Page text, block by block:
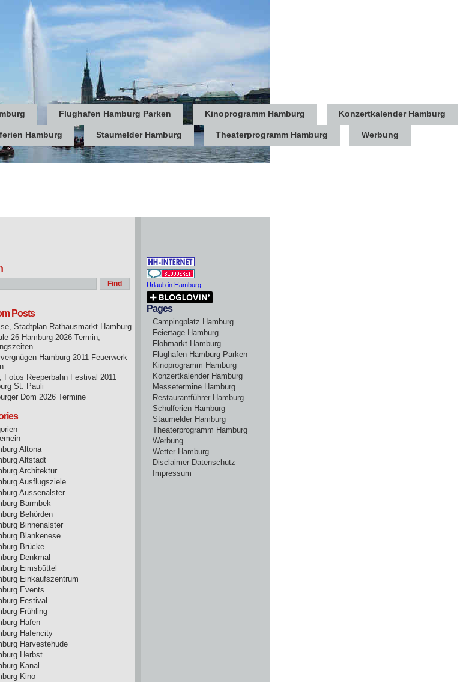
Flughafen Hamburg Parken Kinoprogramm Hamburg Konzertkalender Hamburg
Hamburg Staumelder Hamburg Theaterprogramm Hamburg Werbung
Posts
Stadtplan Rathausmarkt Hamburg
26 Hamburg 2026 Termin,
Hamburg 2011 Feuerwerk
Fotos Reeperbahn Festival 2011
St. Pauli
Dom 2026 Termine
Altona
Altstadt
Architektur
Ausflugsziele
Aussenalster
Barmbek
Behörden
Binnenalster
Blankenese
Brücke
Denkmal
Eimsbüttel
Einkaufszentrum
Events
Festival
Frühling
Hafen
Hafencity
Harvestehude
Herbst
Kanal
Kino
Urlaub in Hamburg
Pages
Campingplatz Hamburg
Feiertage Hamburg
Flohmarkt Hamburg
Flughafen Hamburg Parken
Kinoprogramm Hamburg
Konzertkalender Hamburg
Messetermine Hamburg
Restaurantführer Hamburg
Schulferien Hamburg
Staumelder Hamburg
Theaterprogramm Hamburg
Werbung
Wetter Hamburg
Disclaimer Datenschutz
Impressum